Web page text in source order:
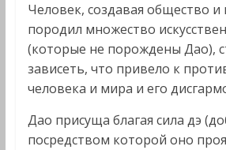
Человек, создавая общество
породил множество
(которые не порождены Дао),
зависеть, что привело к
человека и мира и его
Дао присуща благая сила дэ
посредством которой оно